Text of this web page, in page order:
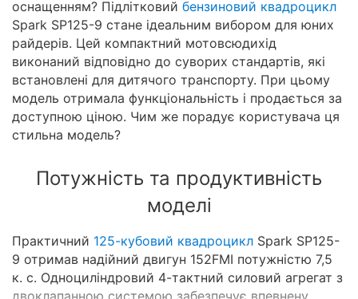
оснащенням? Підлітковий бензиновий квадроцикл
Spark SP125-9 стане ідеальним вибором для юних
райдерів. Цей компактний мотовсюдихід
виконаний відповідно до суворих стандартів, які
встановлені для дитячого транспорту. При цьому
модель отримала функціональність і продається за
доступною ціною. Чим же порадує користувача ця
стильна модель?
Потужність та продуктивність
моделі
Практичний 125-кубовий квадроцикл Spark SP125-
9 отримав надійний двигун 152FMI потужністю 7,5
к. с. Одноциліндровий 4-тактний силовий агрегат з
двоклапанною системою забезпечує впевнену